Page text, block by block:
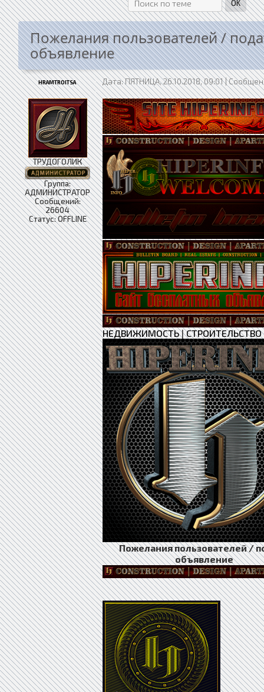
Пожелания пользователей /
объявление
HRAMTROITSA Дата: ПЯТНИЦА, 26.10.2018, 09:01 |
ТРУДОГОЛИК
Группа:
АДМИНИСТРАТОР
Сообщений:
26604
Статус:OFFLINE
НЕДВИЖИМОСТЬ|СТРОИТЕЛЬСТВО
Пожелания пользователей /
объявление